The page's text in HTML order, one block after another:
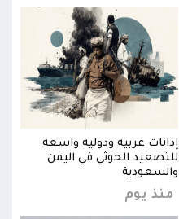
إدانات عربية ودولية واسعة
للتصعيد الحوثي في اليمن
والسعودية
منذ يوم